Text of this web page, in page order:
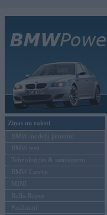
Ziņas un raksti
BMW modeļu jaunumi
BMW testi
Tehnoloģijas & sasniegumi
BMW Latvijā
MINI
Rolls-Royce
Pasākumi